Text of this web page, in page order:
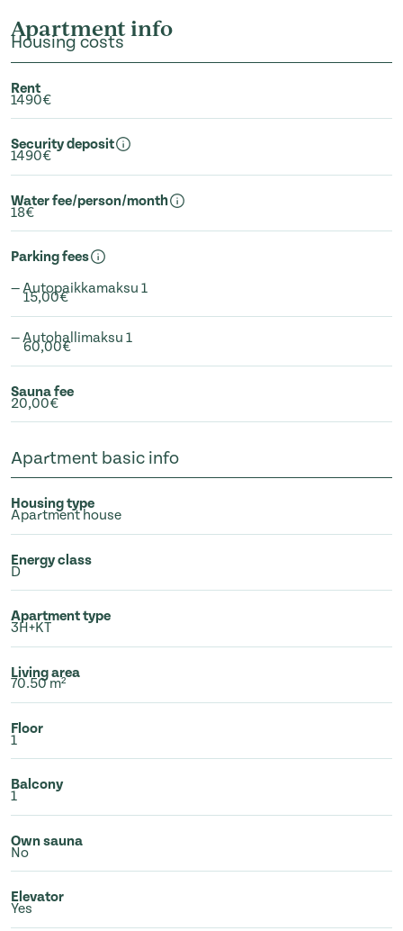
Apartment info
Housing costs
Rent
1490€
Security deposit
1490€
Water fee/person/month
18€
Parking fees
— Autopaikkamaksu 1
15,00€
— Autohallimaksu 1
60,00€
Sauna fee
20,00€
Apartment basic info
Housing type
Apartment house
Energy class
D
Apartment type
3H+KT
Living area
70.50 m²
Floor
1
Balcony
1
Own sauna
No
Elevator
Yes